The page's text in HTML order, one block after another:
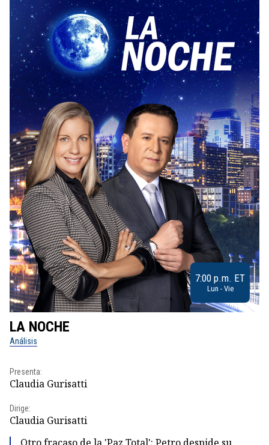
7:00 p.m. ET
Lun - Vie
LA NOCHE
Análisis
Presenta:
Claudia Gurisatti
Dirige:
Claudia Gurisatti